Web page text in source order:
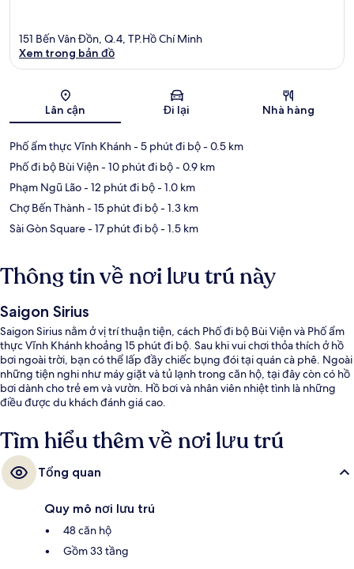
Bản đồ
151 Bến Vân Đồn, Q.4, TP.Hồ Chí Minh
Xem trong bản đồ
Lân cận Đi lại Nhà hàng
Phố ẩm thực Vĩnh Khánh- 5 phút đi bộ- 0.5 km
Phố đi bộ Bùi Viện- 10 phút đi bộ- 0.9 km
Phạm Ngũ Lão- 12 phút đi bộ- 1.0 km
Chợ Bến Thành- 15 phút đi bộ- 1.3 km
Sài Gòn Square- 17 phút đi bộ- 1.5 km
Thông tin về nơi lưu trú này
Saigon Sirius
Saigon Sirius nằm ở vị trí thuận tiện, cách Phố đi bộ Bùi Viện và Phố ẩm
thực Vĩnh Khánh khoảng 15 phút đi bộ. Sau khi vui chơi thỏa thích ở hồ
bơi ngoài trời, bạn có thể lấp đầy chiếc bụng đói tại quán cà phê. Ngoài
những tiện nghi như máy giặt và tủ lạnh trong căn hộ, tại đây còn có hồ
bơi dành cho trẻ em và vườn. Hồ bơi và nhân viên nhiệt tình là những
điều được du khách đánh giá cao.
Tìm hiểu thêm về nơi lưu trú
Tổng quan
Quy mô nơi lưu trú
48 căn hộ
Gồm 33 tầng